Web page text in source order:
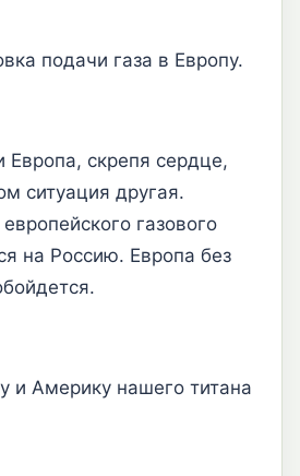
подачи газа в Европу.
Европа, скрепя сердце,
ситуация другая.
газового
на Россию. Европа без
и Америку нашего титана